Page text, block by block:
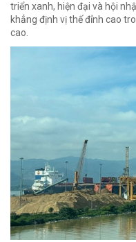
triển xanh, hiện đại và hội
khẳng định vị thế đỉnh cao
cao.